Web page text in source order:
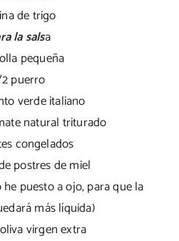
de trigo
la salsa
pequeña
puerro
verde italiano
natural triturado
congelados
postres de miel
puesto a ojo, para que la
más líquida)
virgen extra